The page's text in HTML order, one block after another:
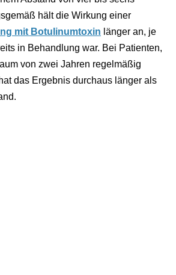
hält die Wirkung einer
mit Botulinumtoxin länger an, je
in Behandlung war. Bei Patienten,
von zwei Jahren regelmäßig
das Ergebnis durchaus länger als